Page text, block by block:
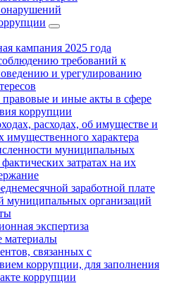
кампания 2025 года
требований к
и урегулированию
и иные акты в сфере
коррупции
расходах, об имуществе и
имущественного характера
муниципальных
затратах на их
заработной плате
муниципальных организаций
экспертиза
материалы
связанных с
коррупции, для заполнения
коррупции